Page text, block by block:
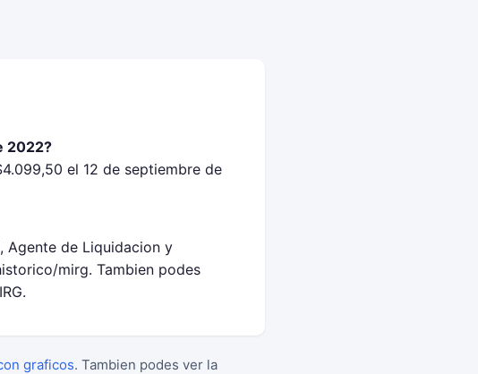
2022?
el 12 de septiembre de
Agente de Liquidacion y
mirg. Tambien podes
graficos. Tambien podes ver la